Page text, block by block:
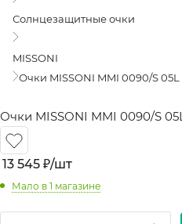
Солнцезащитные очки
MISSONI
Очки MISSONI MMI 0090/S 05L
Очки MISSONI MMI 0090/S
13 545 ₽/шт
Мало в 1 магазине